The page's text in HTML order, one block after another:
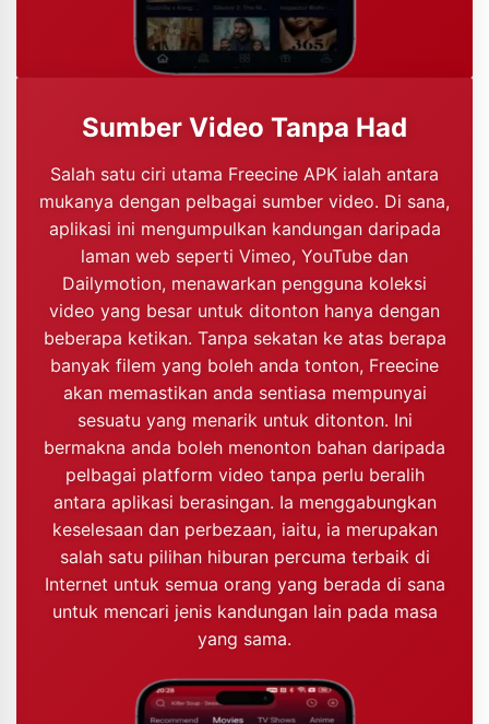
Sumber Video Tanpa Had
Salah satu ciri utama Freecine APK ialah antara
mukanya dengan pelbagai sumber video. Di sana,
aplikasi ini mengumpulkan kandungan daripada
laman web seperti Vimeo, YouTube dan
Dailymotion, menawarkan pengguna koleksi
video yang besar untuk ditonton hanya dengan
beberapa ketikan. Tanpa sekatan ke atas berapa
banyak filem yang boleh anda tonton, Freecine
akan memastikan anda sentiasa mempunyai
sesuatu yang menarik untuk ditonton. Ini
bermakna anda boleh menonton bahan daripada
pelbagai platform video tanpa perlu beralih
antara aplikasi berasingan. Ia menggabungkan
keselesaan dan perbezaan, iaitu, ia merupakan
salah satu pilihan hiburan percuma terbaik di
Internet untuk semua orang yang berada di sana
untuk mencari jenis kandungan lain pada masa
yang sama.